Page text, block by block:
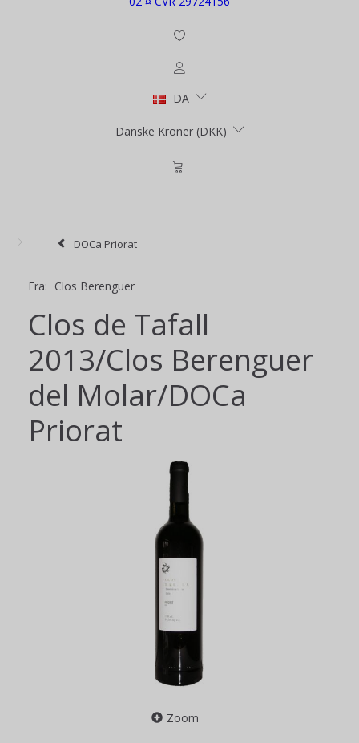
DA
Danske Kroner (DKK)
DOCa Priorat
Fra: Clos Berenguer
Clos de Tafall
2013/Clos Berenguer
del Molar/DOCa
Priorat
Zoom